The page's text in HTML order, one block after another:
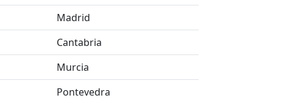
Madrid
Cantabria
Murcia
Pontevedra